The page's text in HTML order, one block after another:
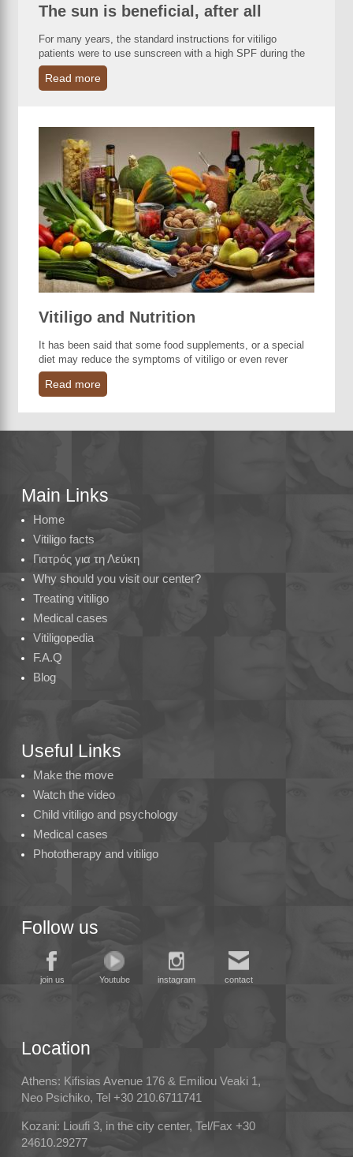
The sun is beneficial, after all
For many years, the standard instructions for vitiligo
patients were to use sunscreen with a high SPF during the
Read more
Vitiligo and Nutrition
It has been said that some food supplements, or a special
diet may reduce the symptoms of vitiligo or even rever
Read more
Main Links
Home
Vitiligo facts
Γιατρός για τη Λεύκη
Why should you visit our center?
Treating vitiligo
Medical cases
Vitiligopedia
F.A.Q
Blog
Useful Links
Make the move
Watch the video
Child vitiligo and psychology
Medical cases
Phototherapy and vitiligo
Follow us
join us Youtube instagram contact
Location
Athens: Kifisias Avenue 176 & Emiliou Veaki 1,
Neo Psichiko, Tel +30 210.6711741
Kozani: Lioufi 3, in the city center, Tel/Fax +30
24610.29277